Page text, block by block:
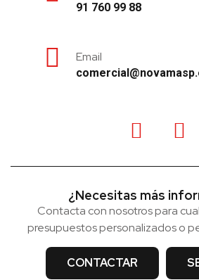
91 760 99 88
Email
¿Necesitas más
Contacta con nosotros para
presupuestos personalizados o
CONTACTAR